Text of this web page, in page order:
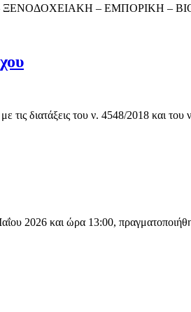
– ΕΜΠΟΡΙΚΗ –
διατάξεις του ν. 4548/2018 και
2026 και ώρα 13:00,